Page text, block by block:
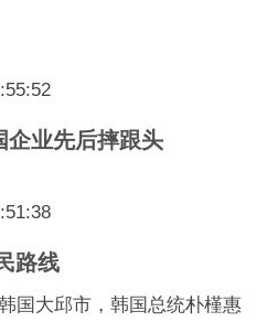
企业先后摔跟头
路线
国大邱市，韩国总统朴槿惠